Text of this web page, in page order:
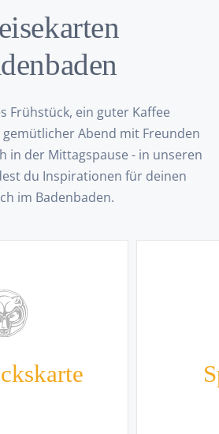
Frühstück, ein guter Kaffee
Abend mit Freunden
in der Mittagspause - in unseren
du Inspirationen für deinen
im Badenbaden.